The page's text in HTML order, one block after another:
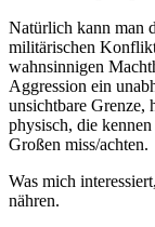
Natürlich kann man
militärischen
wahnsinnigen
Aggression ein
unsichtbare Grenze,
physisch, die
Großen miss/achten.
Was mich
nähren.